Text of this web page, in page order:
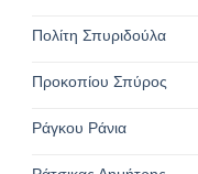
Πολίτη Σπυριδούλα
Προκοπίου Σπύρος
Ράγκου Ράνια